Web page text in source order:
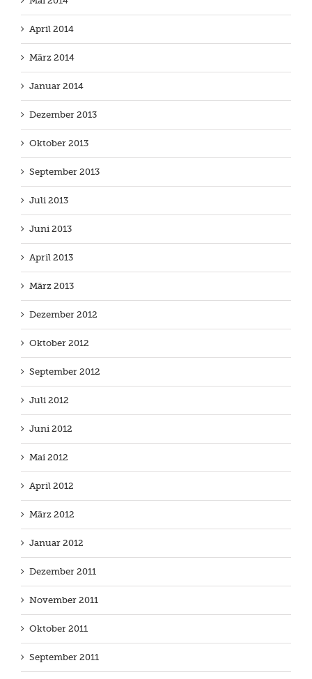
April 2014
März 2014
Januar 2014
Dezember 2013
Oktober 2013
September 2013
Juli 2013
Juni 2013
April 2013
März 2013
Dezember 2012
Oktober 2012
September 2012
Juli 2012
Juni 2012
Mai 2012
April 2012
März 2012
Januar 2012
Dezember 2011
November 2011
Oktober 2011
September 2011